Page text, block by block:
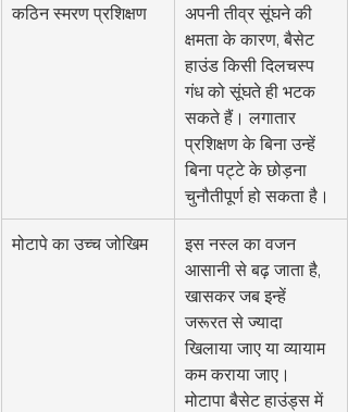
कठिन स्मरण प्रशिक्षण
अपनी तीव्र सूंघने की
क्षमता के कारण, बैसेट
हाउंड किसी दिलचस्प
गंध को सूंघते ही भटक
सकते हैं। लगातार
प्रशिक्षण के बिना उन्हें
बिना पट्टे के छोड़ना
चुनौतीपूर्ण हो सकता है।
मोटापे का उच्च जोखिम
इस नस्ल का वजन
आसानी से बढ़ जाता है,
खासकर जब इन्हें
जरूरत से ज्यादा
खिलाया जाए या व्यायाम
कम कराया जाए।
मोटापा बैसेट हाउंड्स में